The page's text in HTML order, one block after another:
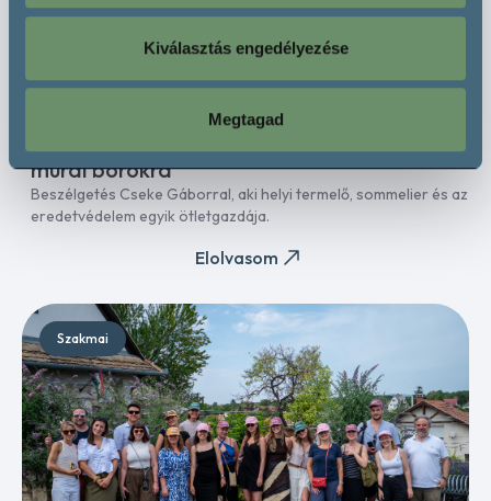
Kiválasztás engedélyezése
Megtagad
murai borokra
Beszélgetés Cseke Gáborral, aki helyi termelő, sommelier és az
eredetvédelem egyik ötletgazdája.
Elolvasom
Szakmai